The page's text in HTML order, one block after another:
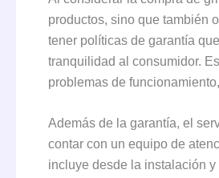
productos, sino que también
tener políticas de garantía
tranquilidad al consumidor.
problemas de
Además de la garantía, el
contar con un equipo de
incluye desde la instalación